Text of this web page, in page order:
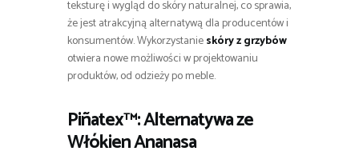
teksturę i wygląd do skóry naturalnej, co sprawia,
że jest atrakcyjną alternatywą dla producentów i
konsumentów. Wykorzystanieskóry z grzybów
otwiera nowe możliwości w projektowaniu
produktów, od odzieży po meble.
Piñatex™: Alternatywa ze
Włókien Ananasa